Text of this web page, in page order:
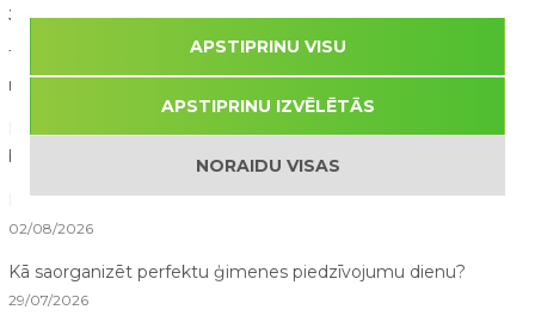
JAUNĀKIE RAKSTI
10 lietas, ko bērni pamana atrakciju parkā, bet pieaugušie
nepamana
bērniem?
Drošība ūdens atrakcijās: kā tās izbaudīt kopā ar bērniem?
02/08/2026
Kā saorganizēt perfektu ģimenes piedzīvojumu dienu?
29/07/2026
APSTIPRINU VISU
APSTIPRINU IZVĒLĒTĀS
NORAIDU VISAS